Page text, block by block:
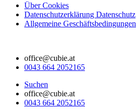
Über Cookies
Datenschutzerklärung Datenschutz
Allgemeine Geschäftsbedingungen
office@cubie.at
0043 664 2052165
Suchen
office@cubie.at
0043 664 2052165